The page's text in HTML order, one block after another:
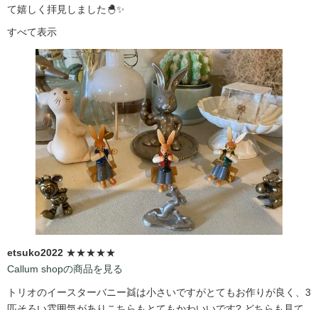
て嬉しく拝見しました🐣✨
すべて表示
etsuko2022 ★★★★★
Callum shopの商品を見る
トリオのイースターバニー👯は小さいですがとてもお作りが良く、3